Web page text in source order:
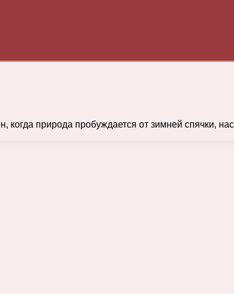
когда природа пробуждается от зимней спячки,